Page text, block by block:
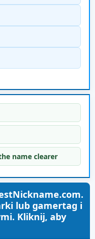
name clearer
lub gamertag i
Kliknij, aby